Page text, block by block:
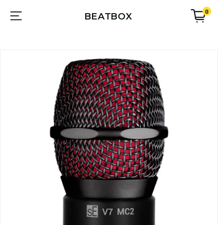
BEATBOX 0